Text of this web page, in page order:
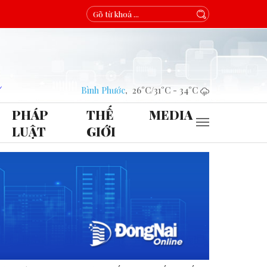
Bình Phước, 26°C/31°C - 34°C
PHÁP
LUẬT
THẾ
GIỚI
MEDIA